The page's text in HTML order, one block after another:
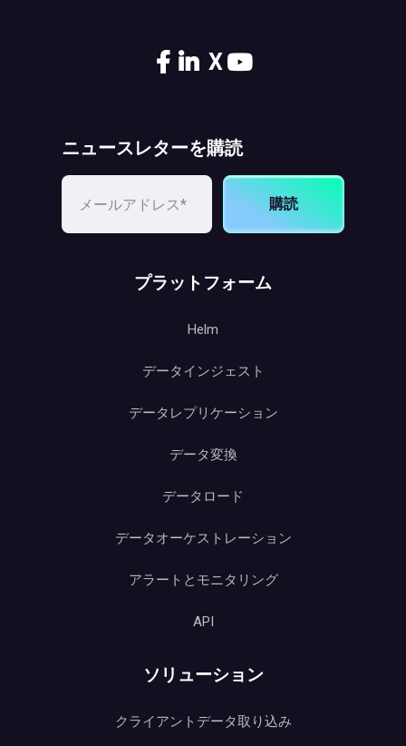
X
ニュースレターを購読
購読
プラットフォーム
Helm
データインジェスト
データレプリケーション
データ変換
データロード
データオーケストレーション
アラートとモニタリング
API
ソリューション
クライアントデータ取り込み